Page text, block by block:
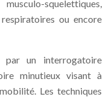
squelettiques,
ou encore
par un interrogatoire
minutieux visant à
Les techniques